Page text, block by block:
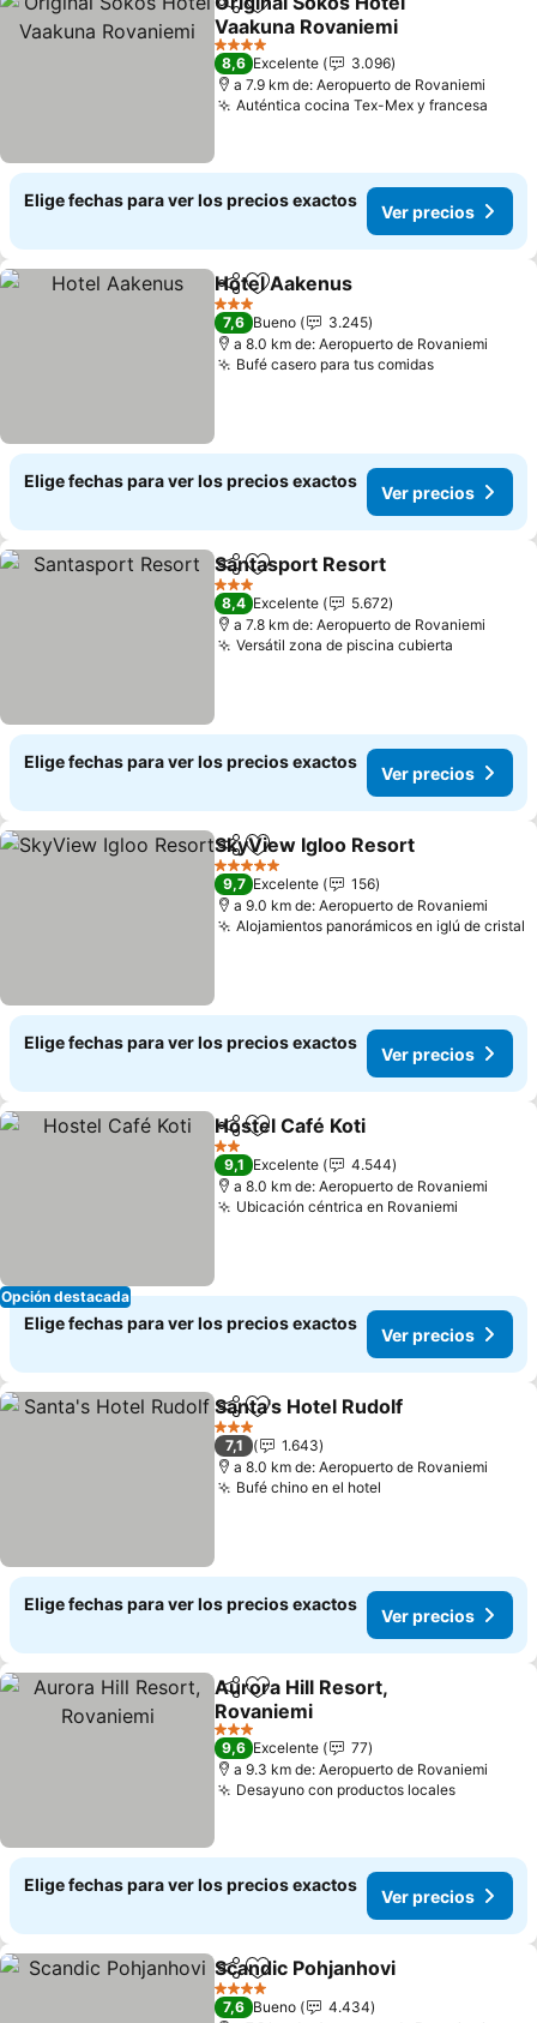
CompartirAgregar a favoritos
Vaakuna Rovaniemi
Ver precios
4 Estrellas
8,6 Excelente
3.096
a 7.9 km de: Aeropuerto de Rovaniemi
Auténtica cocina Tex-Mex y francesa
Elige fechas para ver los precios exactos
Ver precios
CompartirAgregar a favoritos
Hotel Aakenus
3 Estrellas
7,6 Bueno
3.245
a 8.0 km de: Aeropuerto de Rovaniemi
Bufé casero para tus comidasVer precios
Elige fechas para ver los precios exactos
Ver precios
CompartirAgregar a favoritos
Santasport Resort
3 Estrellas
8,4 Excelente
5.672
a 7.8 km de: Aeropuerto de Rovaniemi
Versátil zona de piscina cubierta
Elige fechas para ver los precios exactos
Ver precios
CompartirAgregar a favoritos
SkyView Igloo Resort
5 Estrellas
9,7 Excelente
156
a 9.0 km de: Aeropuerto de Rovaniemi
Alojamientos panorámicos en iglú de cristal
Elige fechas para ver los precios exactos
Ver precios
Opción destacada
CompartirAgregar a favoritos
Hostel Café Koti
2 Estrellas
9,1 Excelente
4.544
a 8.0 km de: Aeropuerto de Rovaniemi
Ubicación céntrica en Rovaniemi
Elige fechas para ver los precios exactos
Ver precios
CompartirAgregar a favoritos
Santa's Hotel Rudolf
3 Estrellas
7,1
1.643
a 8.0 km de: Aeropuerto de Rovaniemi
Bufé chino en el hotel
Elige fechas para ver los precios exactos
Ver precios
CompartirAgregar a favoritos
Aurora Hill Resort,
Rovaniemi
Ver precios
3 Estrellas
9,6 Excelente
77
a 9.3 km de: Aeropuerto de Rovaniemi
Desayuno con productos localesVer
Elige fechas para ver los precios exactos
Ver precios
CompartirAgregar a favoritos
Scandic Pohjanhovi
4 Estrellas
7,6 Bueno
4.434